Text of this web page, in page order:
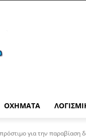
ΟΧΉΜΑΤΑ
για την παραβίαση